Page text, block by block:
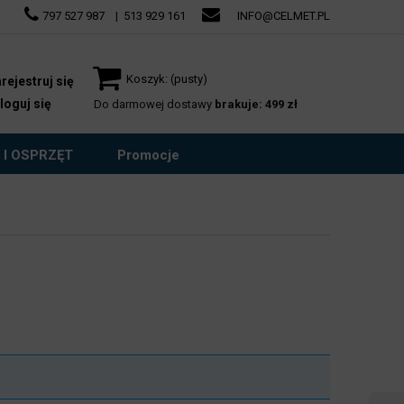
797 527 987 | 513 929 161 INFO@CELMET.PL
Do darmowej dostawy brakuje: 499 zł
Koszyk: (pusty)
się
się
OSPRZĘT Promocje